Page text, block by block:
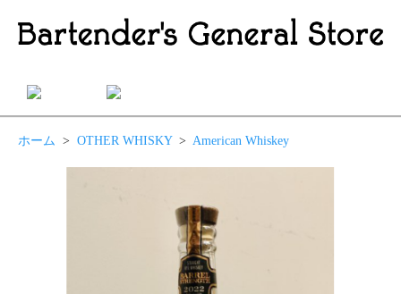
ホーム > OTHER WHISKY> American Whiskey